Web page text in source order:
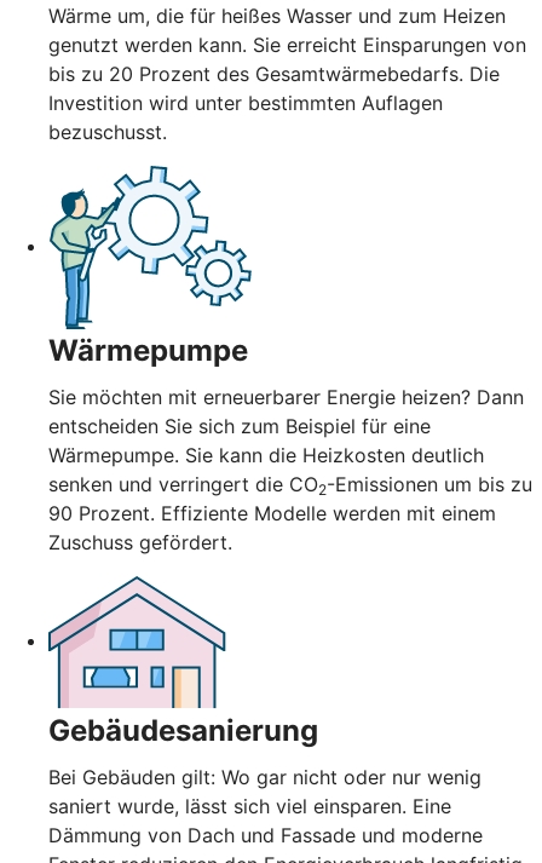
Wärme um, die für heißes Wasser und zum Heizen
genutzt werden kann. Sie erreicht Einsparungen von
bis zu 20 Prozent des Gesamtwärmebedarfs. Die
Investition wird unter bestimmten Auflagen
bezuschusst.
Wärmepumpe
Sie möchten mit erneuerbarer Energie heizen? Dann
entscheiden Sie sich zum Beispiel für eine
Wärmepumpe. Sie kann die Heizkosten deutlich
senken und verringert die CO2-Emissionen um bis zu
90 Prozent. Effiziente Modelle werden mit einem
Zuschuss gefördert.
Gebäudesanierung
Bei Gebäuden gilt: Wo gar nicht oder nur wenig
saniert wurde, lässt sich viel einsparen. Eine
Dämmung von Dach und Fassade und moderne